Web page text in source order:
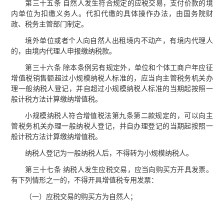
第三十五条 自然人发生符合规定的应税交易，支付价款的境
内单位为扣缴义务人。代扣代缴的具体操作办法，由国务院财
政、税务主管部门制定。
境外单位或者个人向自然人出租境内不动产，有境内代理人
的，由境内代理人申报缴纳税款。
第三十六条 除本条例另有规定外，单位和个体工商户年应征
增值税销售额超过小规模纳税人标准的，应当向主管税务机关办
理一般纳税人登记，并自超过小规模纳税人标准的当期起按照一
般计税方法计算缴纳增值税。
小规模纳税人符合增值税法第九条第二款规定的，可以向主
管税务机关办理一般纳税人登记，并自办理登记的当期起按照一
般计税方法计算缴纳增值税。
纳税人登记为一般纳税人后，不得转为小规模纳税人。
第三十七条 纳税人发生应税交易，应当向购买方开具发票。
有下列情形之一的，不得开具增值税专用发票：
（一）应税交易的购买方为自然人；